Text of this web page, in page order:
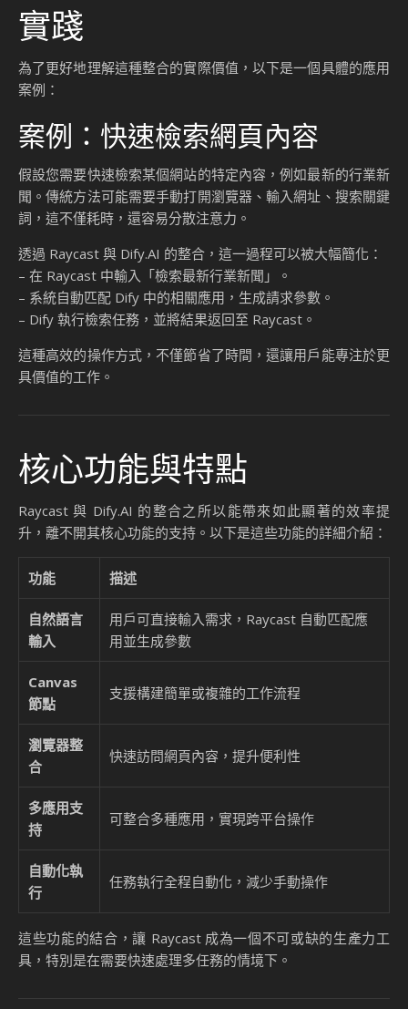
實踐
為了更好地理解這種整合的實際價值，以下是一個具體的應用
案例：
案例：快速檢索網頁內容
假設您需要快速檢索某個網站的特定內容，例如最新的行業新
聞。傳統方法可能需要手動打開瀏覽器、輸入網址、搜索關鍵
詞，這不僅耗時，還容易分散注意力。
透過 Raycast 與 Dify.AI 的整合，這一過程可以被大幅簡化：
– 在 Raycast 中輸入「檢索最新行業新聞」。
– 系統自動匹配 Dify 中的相關應用，生成請求參數。
– Dify 執行檢索任務，並將結果返回至 Raycast。
這種高效的操作方式，不僅節省了時間，還讓用戶能專注於更
具價值的工作。
核心功能與特點
Raycast 與 Dify.AI 的整合之所以能帶來如此顯著的效率提
升，離不開其核心功能的支持。以下是這些功能的詳細介紹：
功能 描述
自然語言
輸入
用戶可直接輸入需求，Raycast 自動匹配應
用並生成參數
Canvas
節點
支援構建簡單或複雜的工作流程
瀏覽器整
合
快速訪問網頁內容，提升便利性
多應用支
持
可整合多種應用，實現跨平台操作
自動化執
行
任務執行全程自動化，減少手動操作
這些功能的結合，讓 Raycast 成為一個不可或缺的生產力工
具，特別是在需要快速處理多任務的情境下。